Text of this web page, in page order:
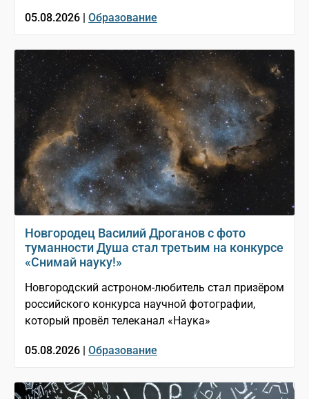
05.08.2026 | Образование
Новгородец Василий Дроганов с фото
туманности Душа стал третьим на конкурсе
«Снимай науку!»
Новгородский астроном-любитель стал призёром
российского конкурса научной фотографии,
который провёл телеканал «Наука»
05.08.2026 | Образование